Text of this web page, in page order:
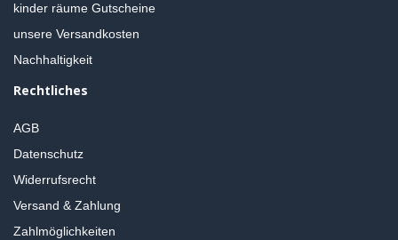
kinder räume Gutscheine
unsere Versandkosten
Nachhaltigkeit
Rechtliches
AGB
Datenschutz
Widerrufsrecht
Versand & Zahlung
Zahlmöglichkeiten